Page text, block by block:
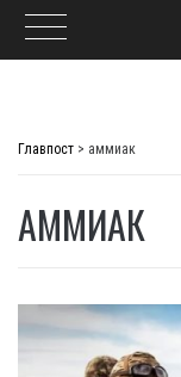
Главпост > аммиак
АММИАК